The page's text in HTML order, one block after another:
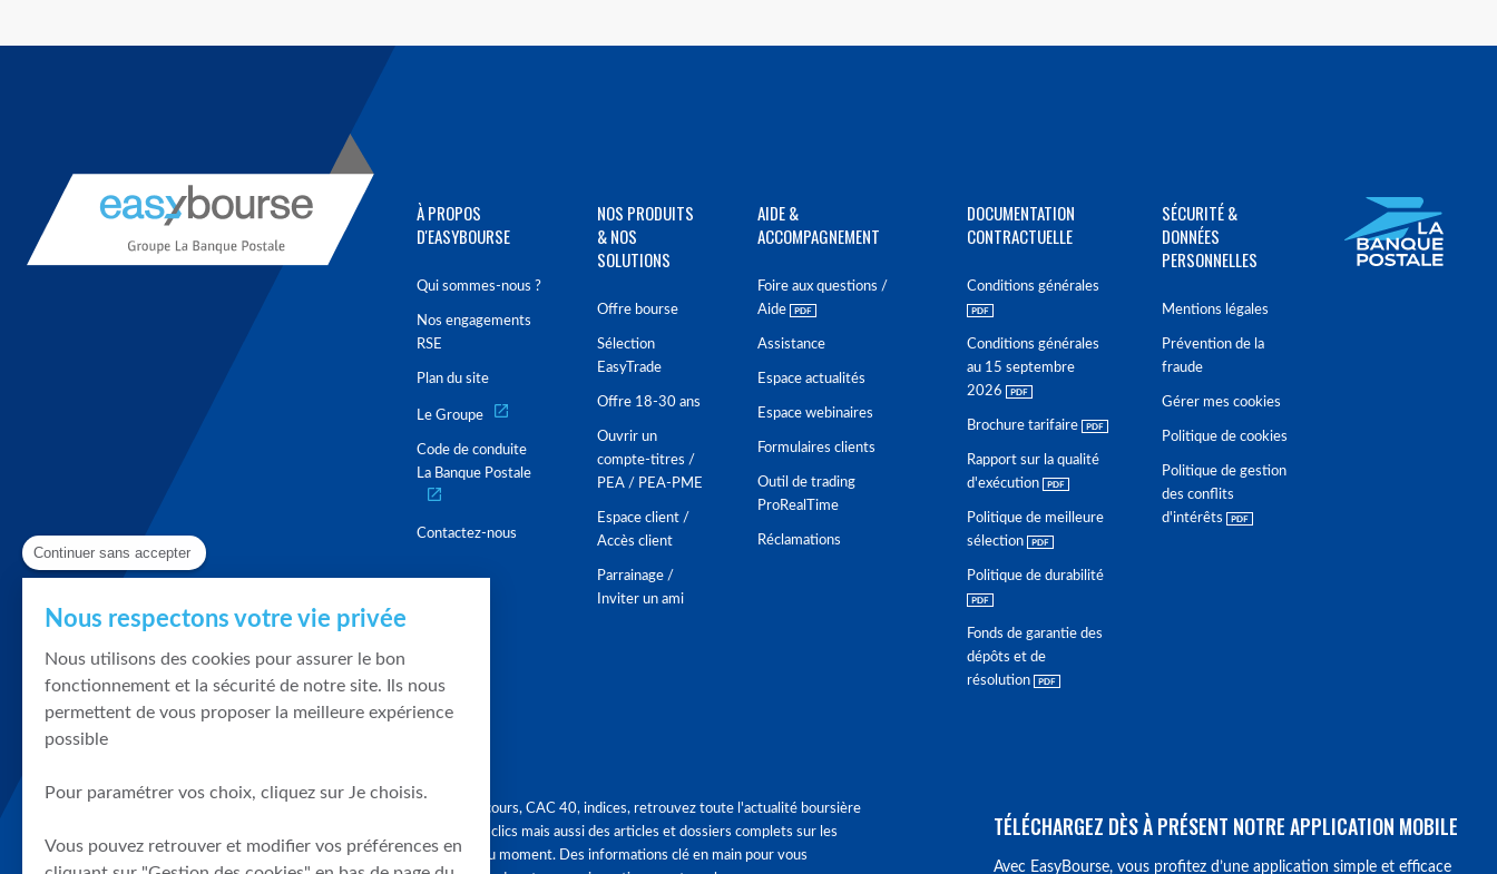
À PROPOS
D'EASYBOURSE
Qui sommes-nous ?
Nos engagements
RSE
Plan du site
Le Groupe
Code de conduite
La Banque Postale
Contactez-nous
NOS PRODUITS
& NOS
SOLUTIONS
Offre bourse
Sélection
EasyTrade
Offre 18-30 ans
Ouvrir un
compte-titres /
PEA / PEA-PME
Espace client /
Accès client
Parrainage /
Inviter un ami
AIDE &
ACCOMPAGNEMENT
Foire aux questions /
Aide
Assistance
Espace actualités
Espace webinaires
Formulaires clients
Outil de trading
ProRealTime
Réclamations
DOCUMENTATION
CONTRACTUELLE
Conditions générales
Conditions générales
au 15 septembre
2026
Brochure tarifaire
Rapport sur la qualité
d'exécution
Politique de meilleure
sélection
Politique de durabilité
Fonds de garantie des
dépôts et de
résolution
SÉCURITÉ &
DONNÉES
PERSONNELLES
Mentions légales
Prévention de la
fraude
Gérer mes cookies
Politique de cookies
Politique de gestion
des conflits
d'intérêts
Graphique, cours, CAC 40, indices, retrouvez toute l'actualité boursière
en quelques clics mais aussi des articles et dossiers complets sur les
tendances du moment. Des informations clé en main pour vous
TÉLÉCHARGEZ DÈS À PRÉSENT NOTRE APPLICATION MOBILE
Avec EasyBourse, vous profitez d’une application simple et efficace
Continuer sans accepter
Nous respectons votre vie privée
Nous utilisons des cookies pour assurer le bon
fonctionnement et la sécurité de notre site. Ils nous
permettent de vous proposer la meilleure expérience
possible
Pour paramétrer vos choix, cliquez sur Je choisis.
Vous pouvez retrouver et modifier vos préférences en